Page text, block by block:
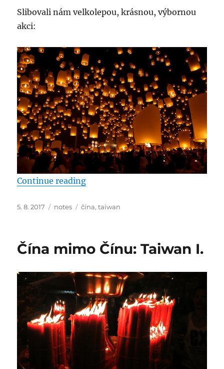
Slibovali nám velkolepou, krásnou, výbornou
akci:
Continue reading“Čína mimo Čínu: Taiwan II. –
Posted
5. 8. 2017 Categories
notes Tags
čína,taiwan
Čína mimo Čínu: Taiwan I.